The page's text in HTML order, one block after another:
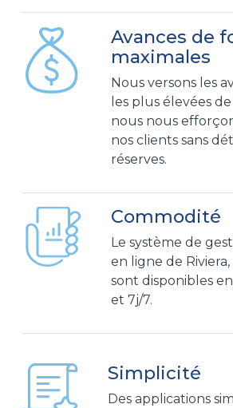
Avances de
maximales
Nous versons les
les plus élevées
nous nous
nos clients sans
réserves.
Commodité
Le système de
en ligne de
sont disponibles
et 7j/7.
Simplicité
Des applications